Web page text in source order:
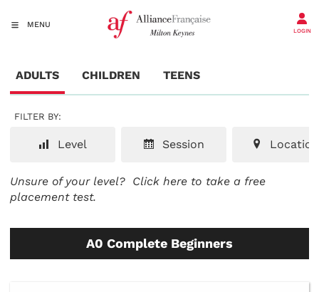
MENU
LOGIN
ADULTS CHILDREN TEENS
FILTER BY:
Level Session Location
Unsure of your level? Click here to take a free
placement test.
A0 Complete Beginners